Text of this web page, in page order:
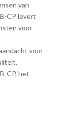
van
CP levert
voor
voor
CP, het